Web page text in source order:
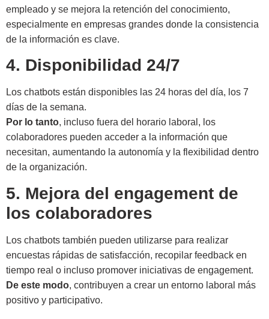
empleado y se mejora la retención del conocimiento,
especialmente en empresas grandes donde la consistencia
de la información es clave.
4. Disponibilidad 24/7
Los chatbots están disponibles las 24 horas del día, los 7
días de la semana.
Por lo tanto, incluso fuera del horario laboral, los
colaboradores pueden acceder a la información que
necesitan, aumentando la autonomía y la flexibilidad dentro
de la organización.
5. Mejora del engagement de
los colaboradores
Los chatbots también pueden utilizarse para realizar
encuestas rápidas de satisfacción, recopilar feedback en
tiempo real o incluso promover iniciativas de engagement.
De este modo, contribuyen a crear un entorno laboral más
positivo y participativo.